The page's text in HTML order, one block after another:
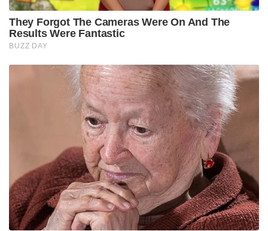
They Forgot The Cameras Were On And The
Results Were Fantastic
BUZZ DAY